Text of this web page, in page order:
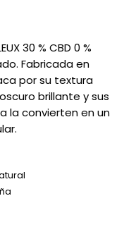
30 % CBD 0 %
Fabricada en
por su textura
brillante y sus
la convierten en un